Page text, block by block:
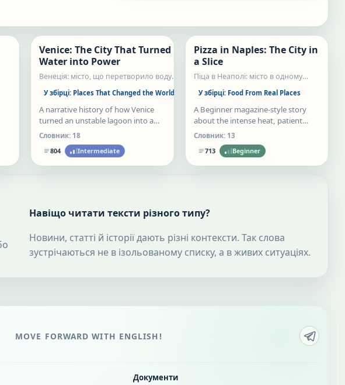
Статті
Venice: The City That Turned
Water into Power
Венеція: місто, що перетворило воду
У збірці: Places That Changed the World
A narrative history of how Venice
turned an unstable lagoon into a
maritime system, a cultural image, and
a modern struggle between protection
and daily life.
Словник: 18
804
Intermediate
Статті
Pizza in Naples: The City in
a Slice
Піца в Неаполі: місто в одному
У збірці: Food From Real Places
A Beginner magazine-style story
about the intense heat, patient
training, street life, and local hands
behind Neapolitan pizza.
Словник: 13
713
Beginner
Навіщо читати тексти різного типу?
Новини, статті й історії дають різні контексти. Так слова
зустрічаються не в ізольованому списку, а в живих ситуаціях.
MOVE FORWARD WITH ENGLISH!
Документи